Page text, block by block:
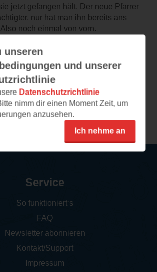
jetzt gefangen hält. Der neue Pfarrer
nur hat man ihn bereits ans
noch einmal von vorn.
dramatisch mit einem interessanten
man diskutieren kann.
unseren
und unserer
Datenschutzrichtlinie
nimm dir einen Moment Zeit, um
anzusehen.
Ich nehme an
Service
So funktioniert‘s
FAQ
Newsletter abonnieren
Kontakt/Support
Impressum